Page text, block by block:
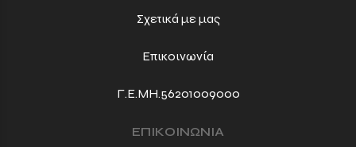
Σχετικά με μας
Επικοινωνία
Γ.Ε.ΜΗ.56201009000
ΕΠΙΚΟΙΝΩΝΙΑ